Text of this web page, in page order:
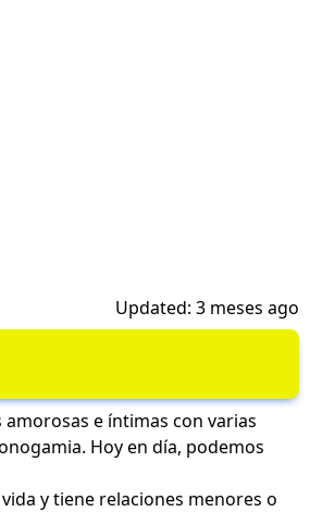
Updated: 3 meses ago
e íntimas con varias
Hoy en día, podemos
y tiene relaciones menores o